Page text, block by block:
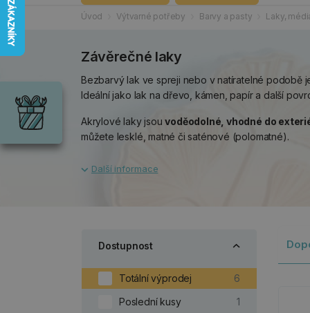
Úvod Výtvarné potřeby Barvy a pasty Laky,
Závěrečné laky
Bezbarvý lak ve spreji nebo v natíratelné podobě
Ideální jako lak na dřevo, kámen, papír a další
Akrylové laky jsouvoděodolné, vhodné do
můžete lesklé, matné či saténové (polomatné).
Dostupnost
Totální výprodej
6
Poslední kusy
1
Dárky
Wrendale
Radost pro
každou